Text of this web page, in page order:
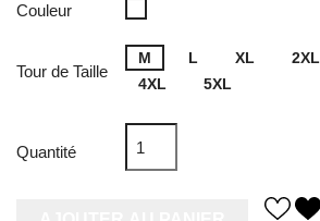
Couleur
Gym
Venus
Tour de Taille
M L XL 2XL
4XL
5XL
Quantité